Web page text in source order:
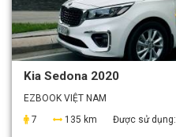
Kia Sedona 2020
EZBOOK VIỆT NAM
7
135 km Được sử dụng: